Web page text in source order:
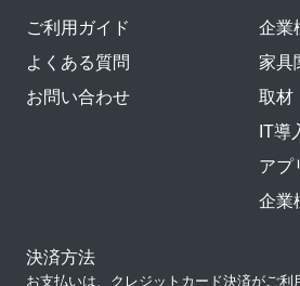
ご利用ガイド
よくある質問
お問い合わせ
企業
家具
取材
IT導
アプ
企業
決済方法
お支払いは、クレジットカード決済がご利